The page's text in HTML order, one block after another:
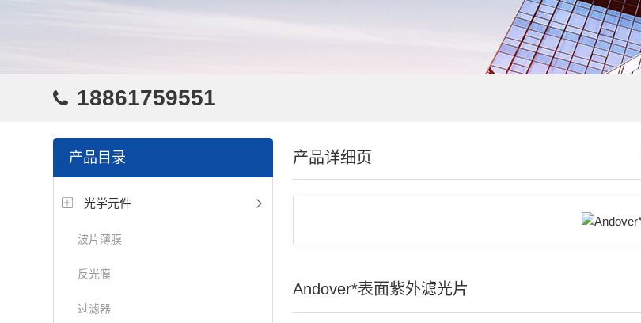
18861759551
产品目录
光学元件
波片薄膜
反光膜
过滤器
产品详细页
Andover*表面紫外滤光片